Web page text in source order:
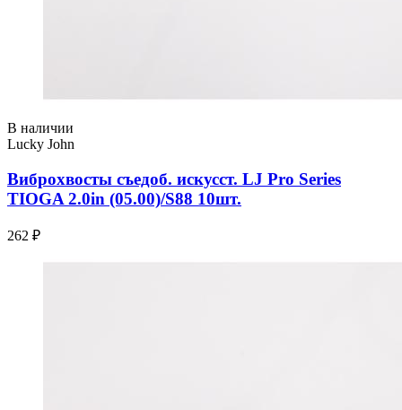
В наличии
Lucky John
Виброхвосты съедоб. искусст. LJ Pro Series
TIOGA 2.0in (05.00)/S88 10шт.
262 ₽